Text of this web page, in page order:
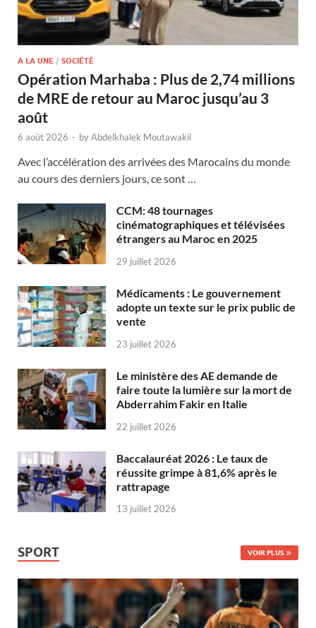
A LA UNE / SOCIÉTÉ
Opération Marhaba : Plus de 2,74 millions
de MRE de retour au Maroc jusqu’au 3
août
6 août 2026 - byAbdelkhalek Moutawakil
Avec l’accélération des arrivées des Marocains du monde
au cours des derniers jours, ce sont …
CCM: 48 tournages
cinématographiques et télévisées
étrangers au Maroc en 2025
29 juillet 2026
Médicaments : Le gouvernement
adopte un texte sur le prix public de
vente
23 juillet 2026
Le ministère des AE demande de
faire toute la lumière sur la mort de
Abderrahim Fakir en Italie
22 juillet 2026
Baccalauréat 2026 : Le taux de
réussite grimpe à 81,6% après le
rattrapage
13 juillet 2026
SPORT VOIR PLUS